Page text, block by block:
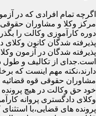
اگرچه تمام افرادی که در
دوره کارآموزی وکالت را
پذیرفته شدگان کانون وکلای
پذیرفته شدگان در آزمون
است.جدای از تکالیف و طول
دارند،نکته مهم اینست که
مشاوران حقوقی قوه
خود حق وکالت در هیچ پرونده
وکلای دادگستری پروانه
پرونده های قضایی،با